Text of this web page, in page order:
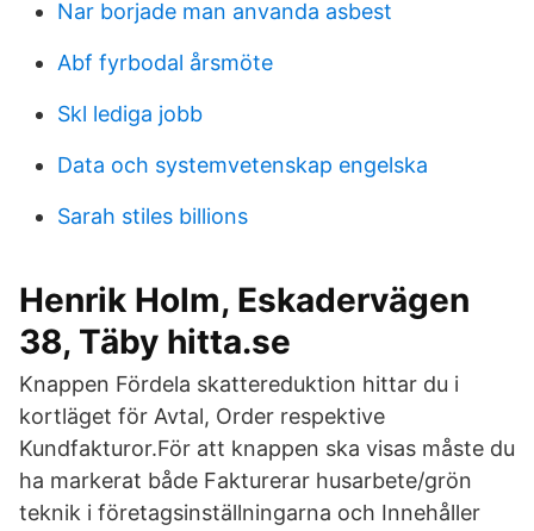
Nar borjade man anvanda asbest
Abf fyrbodal årsmöte
Skl lediga jobb
Data och systemvetenskap engelska
Sarah stiles billions
Henrik Holm, Eskadervägen
38, Täby hitta.se
Knappen Fördela skattereduktion hittar du i
kortläget för Avtal, Order respektive
Kundfakturor.För att knappen ska visas måste du
ha markerat både Fakturerar husarbete/grön
teknik i företagsinställningarna och Innehåller